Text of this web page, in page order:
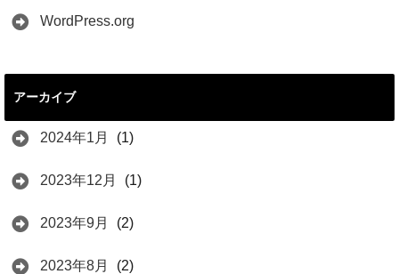
WordPress.org
アーカイブ
2024年1月 (1)
2023年12月 (1)
2023年9月 (2)
2023年8月 (2)